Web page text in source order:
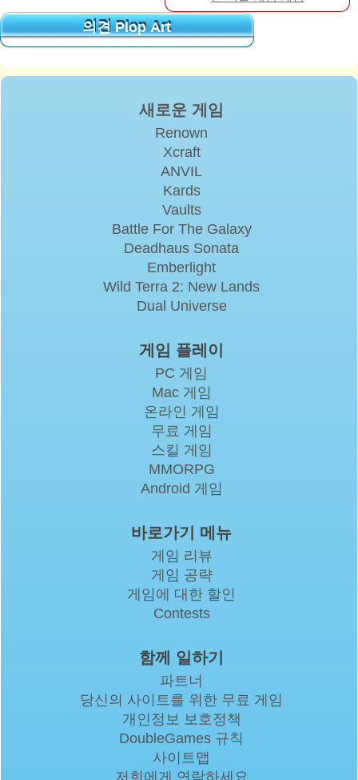
의견 Plop Art
의견 Plop Art
새로운 게임
Renown
Xcraft
ANVIL
Kards
Vaults
Battle For The Galaxy
Deadhaus Sonata
Emberlight
Wild Terra 2: New Lands
Dual Universe
게임 플레이
PC 게임
Mac 게임
온라인 게임
무료 게임
스킬 게임
MMORPG
Android 게임
바로가기 메뉴
게임 리뷰
게임 공략
게임에 대한 할인
Contests
함께 일하기
파트너
당신의 사이트를 위한 무료 게임
개인정보 보호정책
DoubleGames 규칙
사이트맵
저희에게 연락하세요